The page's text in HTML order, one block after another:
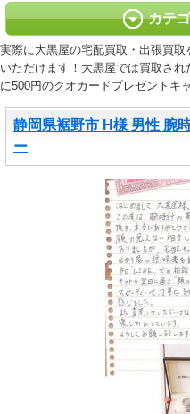
カテ
実際に大黒屋の宅配買取・出張買
いただけます！大黒屋では買取さ
に500円のクオカードプレゼントキ
静岡県裾野市 H様 男性 腕
ー